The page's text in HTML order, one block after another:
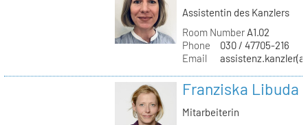
Assistentin des Kanzlers
Room NumberA1.02
Phone
030 / 47705-216
Email
Franziska Libuda
Mitarbeiterin